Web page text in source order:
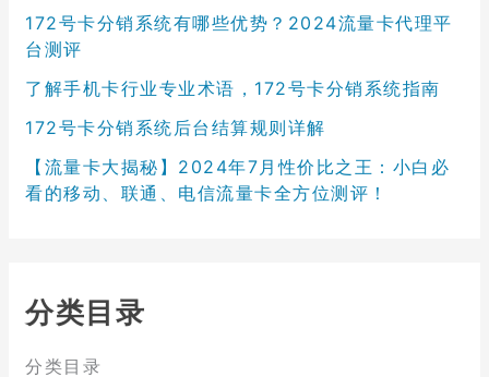
172号卡分销系统有哪些优势？2024流量卡代理平
台测评
了解手机卡行业专业术语，172号卡分销系统指南
172号卡分销系统后台结算规则详解
【流量卡大揭秘】2024年7月性价比之王：小白必
看的移动、联通、电信流量卡全方位测评！
分类目录
分类目录